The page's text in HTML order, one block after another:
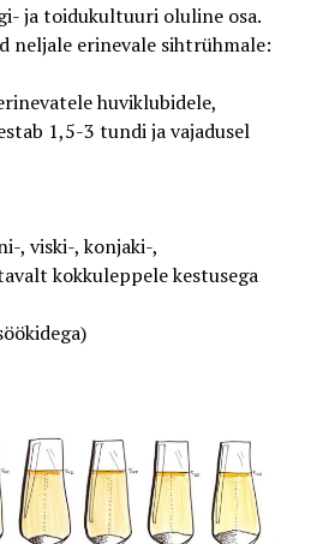
ja toidukultuuri oluline osa.
neljale erinevale sihtrühmale:
huviklubidele,
1,5-3 tundi ja vajadusel
, viski-, konjaki-,
kokkuleppele kestusega